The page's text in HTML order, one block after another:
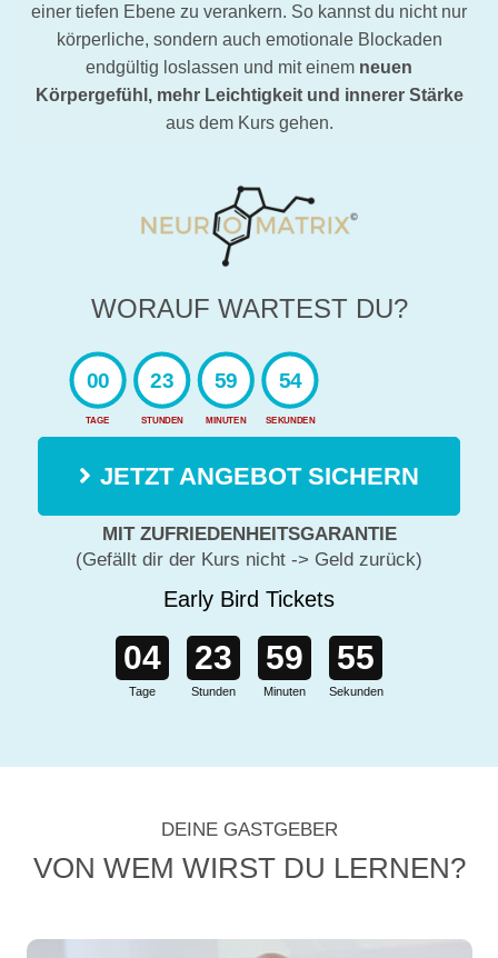
einer tiefen Ebene zu verankern. So kannst du nicht nur
körperliche, sondern auch emotionale Blockaden
endgültig loslassen und mit einem neuen
Körpergefühl, mehr Leichtigkeit und innerer Stärke
aus dem Kurs gehen.
WORAUF WARTEST DU?
00
TAGE
23
STUNDEN
59
MINUTEN
52
SEKUNDEN
JETZT ANGEBOT SICHERN
MIT ZUFRIEDENHEITSGARANTIE
(Gefällt dir der Kurs nicht -> Geld zurück)
Early Bird Tickets
04
Tage
23
Stunden
59
Minuten
53
Sekunden
DEINE GASTGEBER
VON WEM WIRST DU LERNEN?